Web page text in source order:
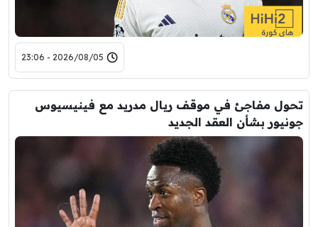
2026/08/05 - 23:06
تحول مفاجئ في موقف ريال مدريد مع فينيسيوس
جونيور بشأن العقد الجديد